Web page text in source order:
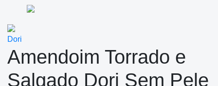
Dori
Amendoim Torrado e
Salgado Dori Sem Pele